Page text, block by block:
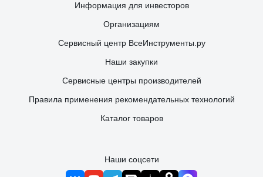
Информация для инвесторов
Организациям
Сервисный центр ВсеИнструменты.ру
Наши закупки
Сервисные центры производителей
Правила применения рекомендательных технологий
Каталог товаров
Наши соцсети